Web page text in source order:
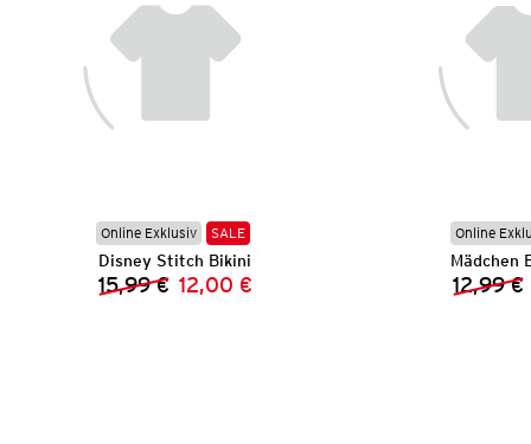
Online Exklusiv SALE
Disney Stitch Bikini
Vorheriger Preis:
15,99 € Neuer Preis:
12,00 €
Online
Mädchen
12,99 €